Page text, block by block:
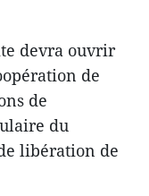
devra ouvrir
de
de
du
libération de